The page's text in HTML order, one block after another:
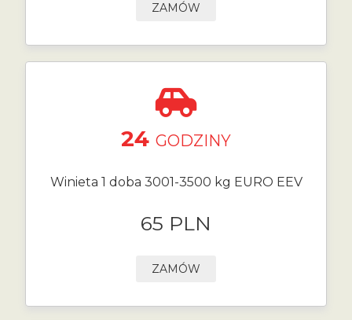
ZAMÓW
24 GODZINY
Winieta 1 doba 3001-3500 kg EURO EEV
65 PLN
ZAMÓW